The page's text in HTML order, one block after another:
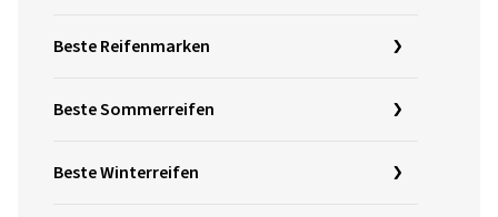
Beste Reifenmarken
Beste Sommerreifen
Beste Winterreifen